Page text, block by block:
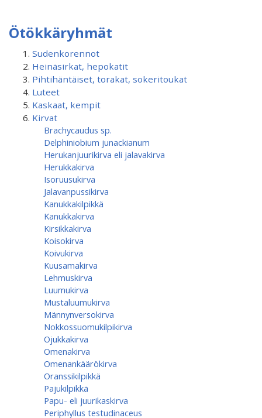
Ötökkäryhmät
Sudenkorennot
Heinäsirkat, hepokatit
Pihtihäntäiset, torakat, sokeritoukat
Luteet
Kaskaat, kempit
Kirvat
Brachycaudus sp.
Delphiniobium junackianum
Herukanjuurikirva eli jalavakirva
Herukkakirva
Isoruusukirva
Jalavanpussikirva
Kanukkakilpikkä
Kanukkakirva
Kirsikkakirva
Koisokirva
Koivukirva
Kuusamakirva
Lehmuskirva
Luumukirva
Mustaluumukirva
Männynversokirva
Nokkossuomukilpikirva
Ojukkakirva
Omenakirva
Omenankäärökirva
Oranssikilpikkä
Pajukilpikkä
Papu- eli juurikaskirva
Periphyllus testudinaceus